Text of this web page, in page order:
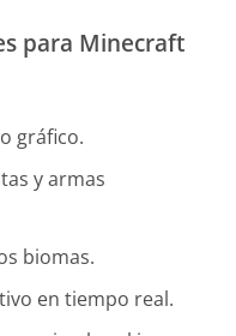
para Minecraft
gráfico.
y armas
biomas.
en tiempo real.